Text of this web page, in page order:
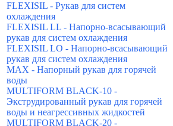
FLEXISIL - Рукав для систем
охлаждения
FLEXISIL LL - Напорно-всасывающий
рукав для систем охлаждения
FLEXISIL LO - Напорно-всасывающий
рукав для систем охлаждения
MAX - Напорный рукав для горячей
воды
MULTIFORM BLACK-10 -
Экструдированный рукав для горячей
воды и неагрессивных жидкостей
MULTIFORM BLACK-20 -